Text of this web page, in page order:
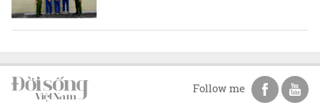
Follow me